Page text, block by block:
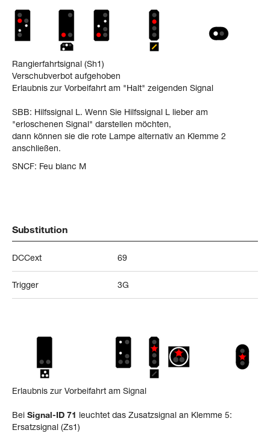
Rangierfahrtsignal (Sh1)
Verschubverbot aufgehoben
Erlaubnis zur Vorbeifahrt am "Halt" zeigenden Signal
SBB: Hilfssignal L. Wenn Sie Hilfssignal L lieber am
"erloschenen Signal" darstellen möchten,
dann können sie die rote Lampe alternativ an Klemme 2
anschließen.
SNCF: Feu blanc M
Substitution
DCCext 69
Trigger 3G
Erlaubnis zur Vorbeifahrt am Signal
Bei Signal-ID 71 leuchtet das Zusatzsignal an Klemme 5:
Ersatzsignal (Zs1)